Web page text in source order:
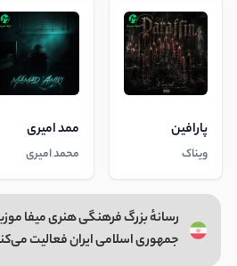
پارافین
ویناک
ممد امیری
محمد امیری
رسانهٔ بزرگ فرهنگی هنری میفا
جمهوری اسلامی ایران فعالیت